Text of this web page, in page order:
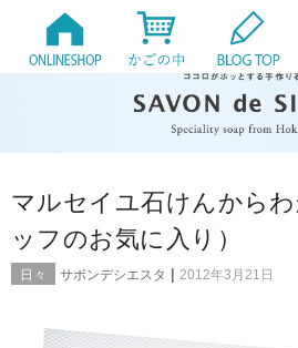
マルセイユ石けんから
ッフのお気に入り）
日々 サボンデシエスタ | 2012年3月21日